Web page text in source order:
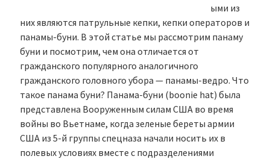
ыми из
них являются патрульные кепки, кепки операторов и
панамы-буни. В этой статье мы рассмотрим панаму
буни и посмотрим, чем она отличается от
гражданского популярного аналогичного
гражданского головного убора — панамы-ведро. Что
такое панама буни? Панама-буни (boonie hat) была
представлена Вооруженным силам США во время
войны во Вьетнаме, когда зеленые береты армии
США из 5-й группы спецназа начали носить их в
полевых условиях вместе с подразделениями